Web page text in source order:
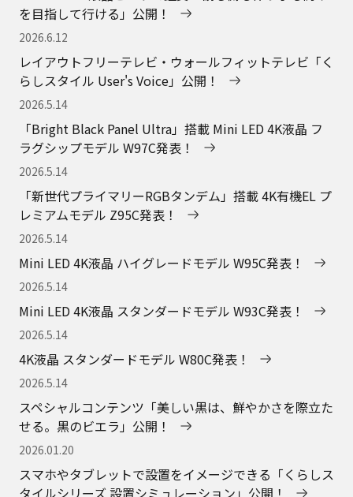
を目指して行ける」公開！
2026.6.12
レイアウトフリーテレビ・ウォールフィットテレビ「く
らしスタイル User's Voice」公開！
2026.5.14
「Bright Black Panel Ultra」搭載 Mini LED 4K液晶 フ
ラグシップモデル W97C発表！
2026.5.14
「新世代プライマリーRGBタンデム」搭載 4K有機EL プ
レミアムモデル Z95C発表！
2026.5.14
Mini LED 4K液晶 ハイグレードモデル W95C発表！
2026.5.14
Mini LED 4K液晶 スタンダードモデル W93C発表！
2026.5.14
4K液晶 スタンダードモデル W80C発表！
2026.5.14
スペシャルコンテンツ「美しい黒は、鮮やかさを際立た
せる。黒のビエラ」公開！
2026.01.20
スマホやタブレットで設置をイメージできる「くらしス